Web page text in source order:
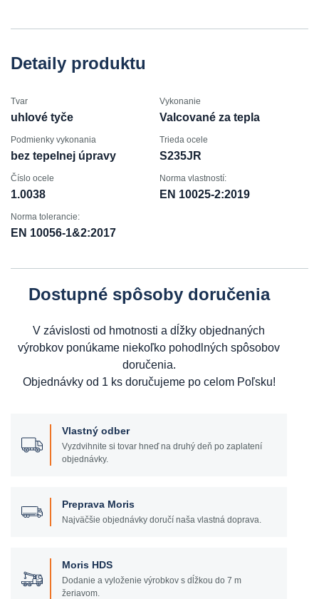
Detaily produktu
Tvar
uhlové tyče
Vykonanie
Valcované za tepla
Podmienky vykonania
bez tepelnej úpravy
Trieda ocele
S235JR
Číslo ocele
1.0038
Norma vlastností:
EN 10025-2:2019
Norma tolerancie:
EN 10056-1&2:2017
Dostupné spôsoby doručenia
V závislosti od hmotnosti a dĺžky objednaných
výrobkov ponúkame niekoľko pohodlných spôsobov
doručenia.
Objednávky od 1 ks doručujeme po celom Poľsku!
Vlastný odber
Vyzdvihnite si tovar hneď na druhý deň po zaplatení
objednávky.
Preprava Moris
Najväčšie objednávky doručí naša vlastná doprava.
Moris HDS
Dodanie a vyloženie výrobkov s dĺžkou do 7 m
žeriavom.